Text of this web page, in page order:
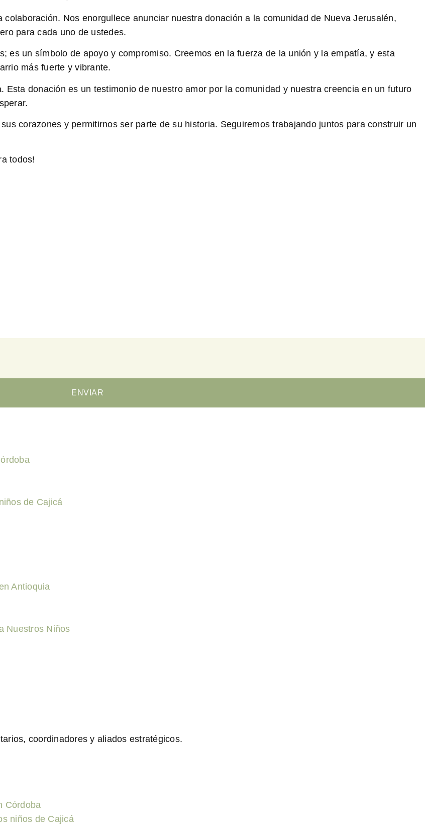
Nos enorgullece anunciar nuestra donación a la comunidad de Nueva Jerusalén,
para cada uno de ustedes.
es un símbolo de apoyo y compromiso. Creemos en la fuerza de la unión y la empatía, y esta
más fuerte y vibrante.
donación es un testimonio de nuestro amor por la comunidad y nuestra creencia en un futuro
corazones y permitirnos ser parte de su historia. Seguiremos trabajando juntos para construir un
todos!
ENVIAR
de Cajicá
Antioquia
Nuestros Niños
coordinadores y aliados estratégicos.
Córdoba
niños de Cajicá